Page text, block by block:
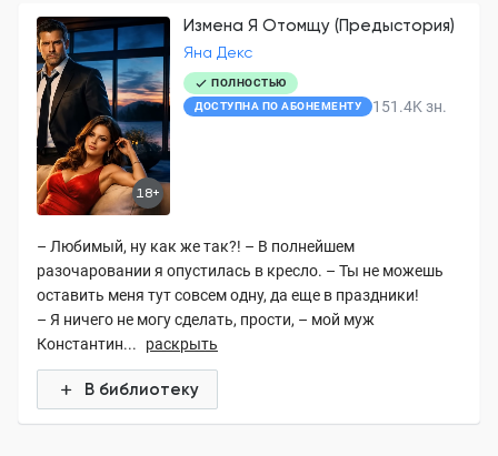
18+
Измена Я Отомщу (Предыстория)
Яна Декс
ПОЛНОСТЬЮ
ДОСТУПНА ПО АБОНЕМЕНТУ
151.4K зн.
– Любимый, ну как же так?! – В полнейшем
разочаровании я опустилась в кресло. – Ты не можешь
оставить меня тут совсем одну, да еще в праздники!
– Я ничего не могу сделать, прости, – мой муж
Константин...
раскрыть
В библиотеку